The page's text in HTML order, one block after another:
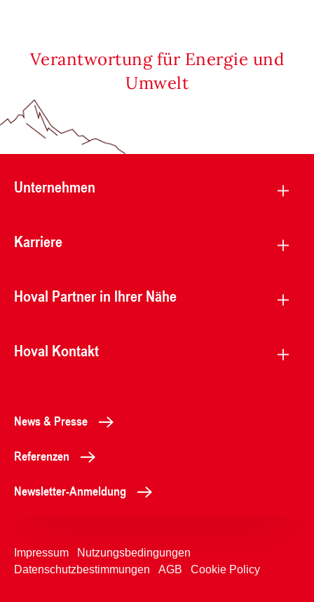
Verantwortung für Energie und
Umwelt
Unternehmen
Karriere
Hoval Partner in Ihrer Nähe
Hoval Kontakt
News & Presse
Referenzen
Newsletter-Anmeldung
Impressum
Nutzungsbedingungen
Datenschutzbestimmungen
AGB Cookie Policy